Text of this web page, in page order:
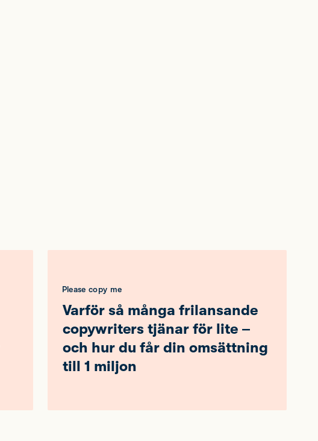
Please copy me
Varför så många frilansande
copywriters tjänar för lite –
och hur du får din omsättning
till 1 miljon